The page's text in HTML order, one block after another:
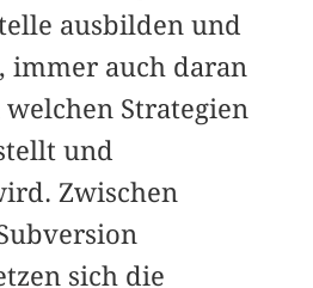
ausbilden und
immer auch daran
Strategien
und
Zwischen
sich die